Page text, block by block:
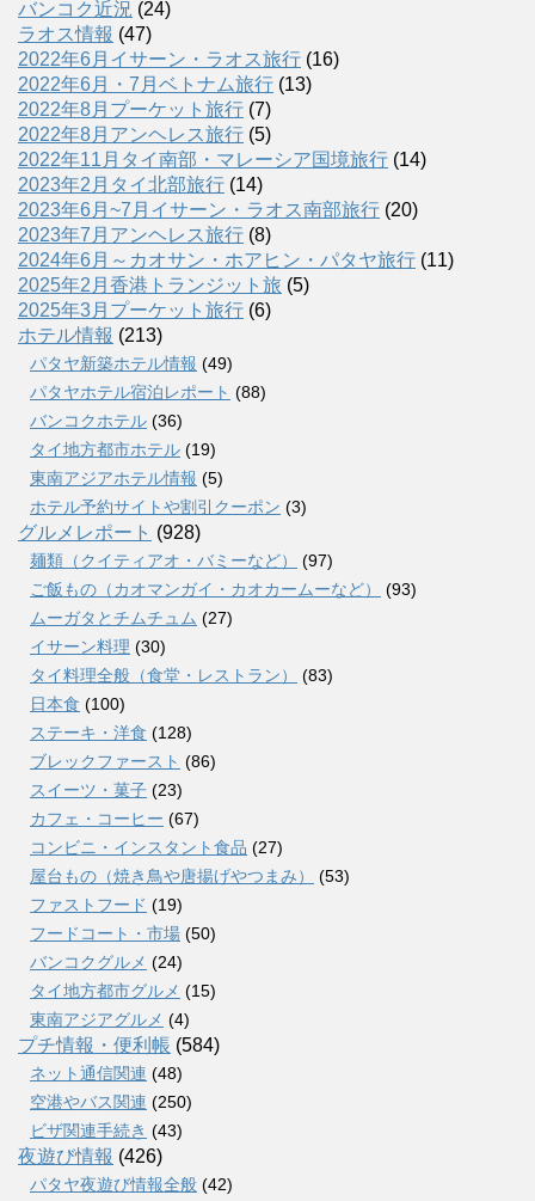
バンコク近況 (24)
ラオス情報 (47)
2022年6月イサーン・ラオス旅行 (16)
2022年6月・7月ベトナム旅行 (13)
2022年8月プーケット旅行 (7)
2022年8月アンヘレス旅行 (5)
2022年11月タイ南部・マレーシア国境旅行 (14)
2023年2月タイ北部旅行 (14)
2023年6月~7月イサーン・ラオス南部旅行 (20)
2023年7月アンヘレス旅行 (8)
2024年6月～カオサン・ホアヒン・パタヤ旅行 (11)
2025年2月香港トランジット旅 (5)
2025年3月プーケット旅行 (6)
ホテル情報 (213)
パタヤ新築ホテル情報 (49)
パタヤホテル宿泊レポート (88)
バンコクホテル (36)
タイ地方都市ホテル (19)
東南アジアホテル情報 (5)
ホテル予約サイトや割引クーポン (3)
グルメレポート (928)
麺類（クイティアオ・バミーなど）
(97)
ご飯もの（カオマンガイ・カオカームーなど）
(93)
ムーガタとチムチュム (27)
イサーン料理 (30)
タイ料理全般（食堂・レストラン）
(83)
日本食 (100)
ステーキ・洋食 (128)
ブレックファースト (86)
スイーツ・菓子 (23)
カフェ・コーヒー (67)
コンビニ・インスタント食品 (27)
屋台もの（焼き鳥や唐揚げやつまみ）
(53)
ファストフード (19)
フードコート・市場 (50)
バンコクグルメ (24)
タイ地方都市グルメ (15)
東南アジアグルメ (4)
プチ情報・便利帳 (584)
ネット通信関連 (48)
空港やバス関連 (250)
ビザ関連手続き (43)
夜遊び情報 (426)
パタヤ夜遊び情報全般 (42)